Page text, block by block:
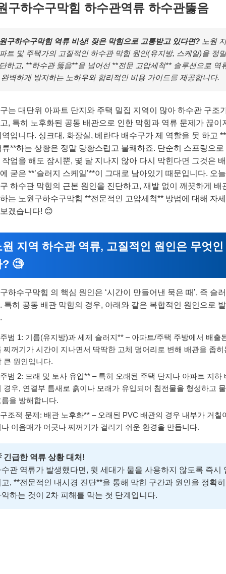
구하수구막힘 하수관역류 하수관뚫음
구하수구막힘 역류 비상! 잦은 막힘으로 고통받고 있다면? 노원
트 및 주택가의 고질적인 하수관 막힘 원인(유지방, 스케일)을 정밀
하고, **하수관 뚫음**을 넘어선 **전문 고압세척** 솔루션으로 역
벽하게 방지하는 노하우와 합리적인 비용 가이드를 제공합니다.
는 대단위 아파트 단지와 주택 밀집 지역이 많아 하수관 구조
, 특히 노후화된 공동 배관으로 인한 막힘과 역류 문제가 끊이
역입니다. 싱크대, 화장실, 베란다 배수구가 제 역할을 못 하고
류**하는 상황은 정말 당황스럽고 불쾌하죠. 단순히 스프링으로
작업을 해도 잠시뿐, 몇 달 지나지 않아 다시 막힌다면 그것은
굳은 **’슬러지 스케일’**이 그대로 남아있기 때문입니다. 오
하수관 막힘의 근본 원인을 진단하고, 재발 없이 깨끗하게 배
는 노원구하수구막힘 **전문적인 고압세척** 방법에 대해 자
겠습니다! 😊
원 지역 하수관 역류, 고질적인 원인은 무엇인
? 🧐
하수구막힘 의 핵심 원인은 ‘시간이 만들어낸 묵은 때’, 즉 슬
특히 공동 배관 막힘의 경우, 아래와 같은 복합적인 원인으로
범 1: 기름(유지방)과 세제 슬러지** – 아파트/주택 주방에서 배출
찌꺼기가 시간이 지나면서 딱딱한 고체 덩어리로 변해 배관을 좁히
큰 원인입니다.
범 2: 모래 및 토사 유입** – 특히 오래된 주택 단지나 아파트 지하
경우, 연결부 틈새로 흙이나 모래가 유입되어 침전물을 형성하고
름을 방해합니다.
조적 문제: 배관 노후화** – 오래된 PVC 배관의 경우 내부가 거칠
나 이음매가 어긋나 찌꺼기가 걸리기 쉬운 환경을 만듭니다.
긴급한 역류 상황 대처!
수관 역류가 발생했다면, 윗 세대가 물을 사용하지 않도록 즉시
, **전문적인 내시경 진단**을 통해 막힌 구간과 원인을 정확히
악하는 것이 2차 피해를 막는 첫 단계입니다.